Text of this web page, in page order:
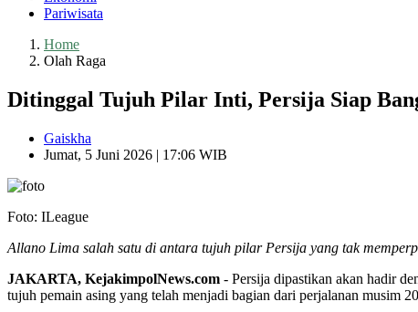
Pariwisata
Home
Olah Raga
Ditinggal Tujuh Pilar Inti, Persija Siap
Gaiskha
Jumat, 5 Juni 2026 | 17:06 WIB
Foto: ILeague
Allano Lima salah satu di antara tujuh pilar Persija yang tak
JAKARTA, KejakimpolNews.com - Persija dipastikan akan hadir
tujuh pemain asing yang telah menjadi bagian dari perjalanan musim